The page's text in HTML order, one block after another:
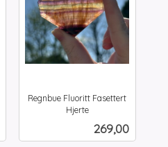
Regnbue Fluoritt Fasettert
Hjerte
Pris
269,00